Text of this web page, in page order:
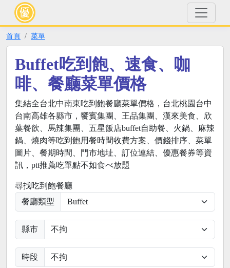
首頁 菜單
Buffet吃到飽、速食、咖
啡、餐廳菜單價格
集結全台北中南東吃到飽餐廳菜單價格，台北桃園台中
台南高雄各縣市，饗賓集團、王品集團、漢來美食、欣
葉餐飲、馬辣集團、五星飯店buffet自助餐、火鍋、麻辣
鍋、燒肉等吃到飽用餐時間收費方案、價錢排序、菜單
圖片、餐期時間、門市地址、訂位連結、優惠餐券等資
訊，ptt推薦吃單點不如食べ放題
尋找吃到飽餐廳
餐廳類型
縣市
時段